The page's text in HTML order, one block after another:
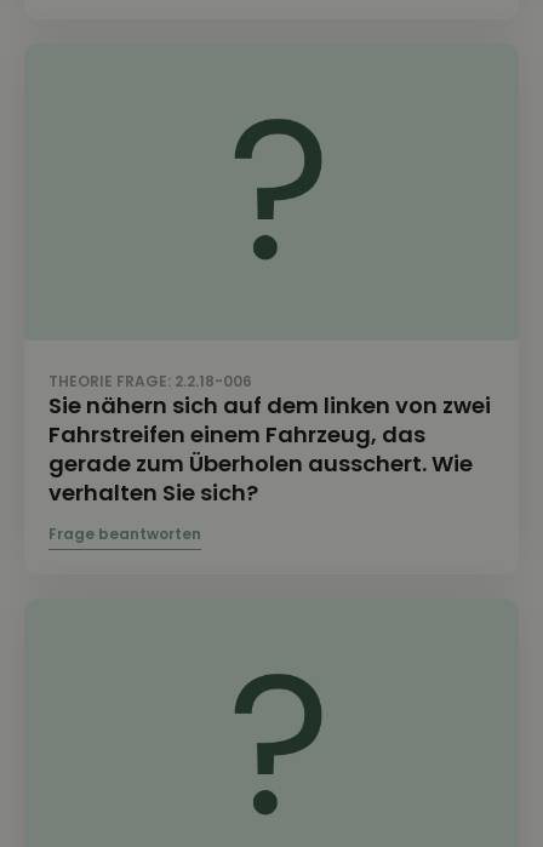
THEORIE FRAGE: 2.2.18-006
Sie nähern sich auf dem linken von zwei
Fahrstreifen einem Fahrzeug, das
gerade zum Überholen ausschert. Wie
verhalten Sie sich?